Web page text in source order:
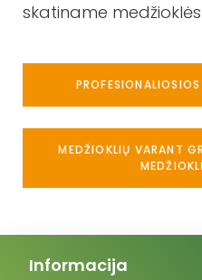
skatiname
MEDŽIOKLIŲ VARANT
Informacija